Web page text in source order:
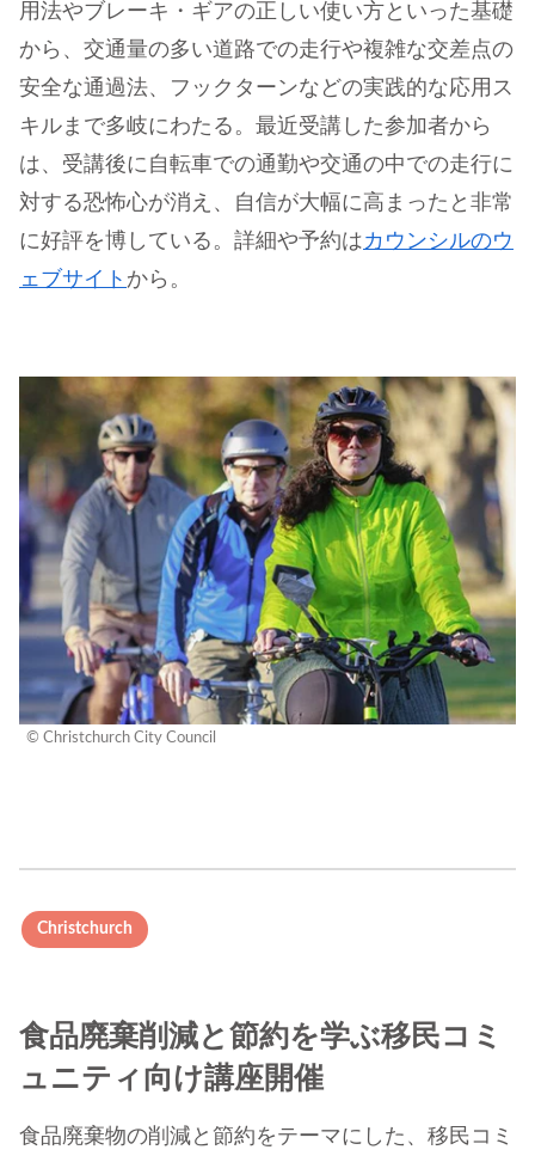
用法やブレーキ・ギアの正しい使い方といった基礎
から、交通量の多い道路での走行や複雑な交差点の
安全な通過法、フックターンなどの実践的な応用ス
キルまで多岐にわたる。最近受講した参加者から
は、受講後に自転車での通勤や交通の中での走行に
対する恐怖心が消え、自信が大幅に高まったと非常
に好評を博している。詳細や予約はカウンシルのウ
ェブサイト から。
© Christchurch City Council
Christchurch
食品廃棄削減と節約を学ぶ移民コミ
ュニティ向け講座開催
食品廃棄物の削減と節約をテーマにした、移民コミ